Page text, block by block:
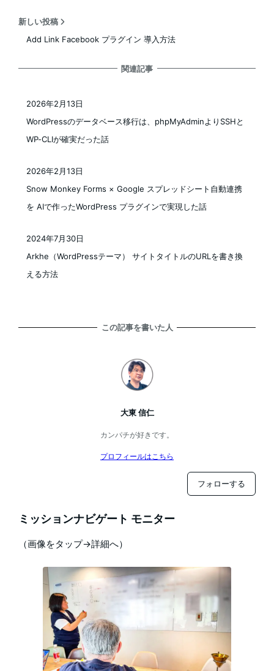
新しい投稿
Add Link Facebook プラグイン 導入方法
関連記事
WordPressのデータベース移行は、phpMyAdminよりSSHと
WP-CLIが確実だった話
2026年2月13日
Snow Monkey Forms × Google スプレッドシート自動連携
を AIで作ったWordPress プラグインで実現した話
2026年2月13日
Arkhe（WordPressテーマ） サイトタイトルのURLを書き換
える方法
2024年7月30日
この記事を書いた人
大東 信仁
カンパチが好きです。
プロフィールはこちら
フォローする
ミッションナビゲート モニター
（画像をタップ→詳細へ）